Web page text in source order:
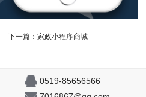
下一篇：家政小程序商城
0519-85656566